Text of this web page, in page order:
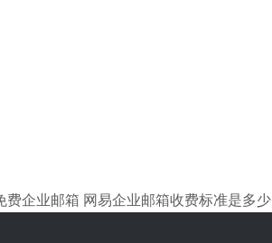
费企业邮箱 网易企业邮箱收费标准是多少